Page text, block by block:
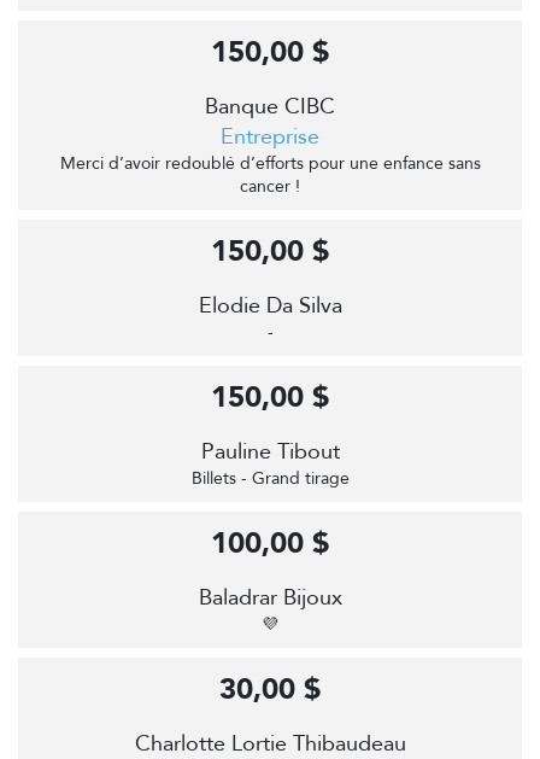
Banque CIBC
Entreprise
Merci d’avoir redoublé d’efforts pour une enfance sans
cancer !
150,00 $
Elodie Da Silva
-
150,00 $
Pauline Tibout
Billets - Grand tirage
150,00 $
Baladrar Bijoux
💜
100,00 $
Charlotte Lortie Thibaudeau
30,00 $